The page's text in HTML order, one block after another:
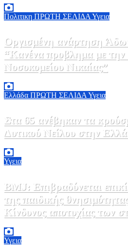
Πολιτικη ΠΡΩΤΗ ΣΕΛΙΔΑ Υγεια
Οργισμένη ανάρτηση
“Κανένα προβλημα με την
Νοσοκομείου Νικαίας”
Ελλάδα ΠΡΩΤΗ ΣΕΛΙΔΑ Υγεια
Στα 65 ανέβηκαν τα
Δυτικού Νείλου στην
Υγεια
BMJ: Επιβραδύνεται
της παιδικής
Κίνδυνος αποτυχίας των
Υγεια